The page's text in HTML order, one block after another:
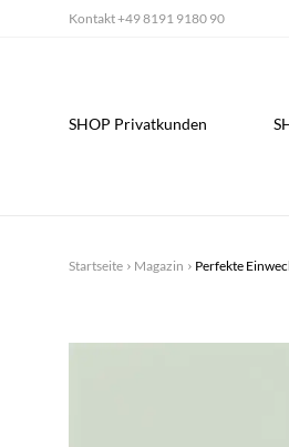
Kontakt+49 8191 9180 90
SHOP Privatkunden
Startseite Magazin Perfekte